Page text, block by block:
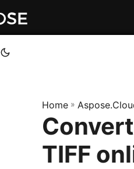
Home »
TIFF